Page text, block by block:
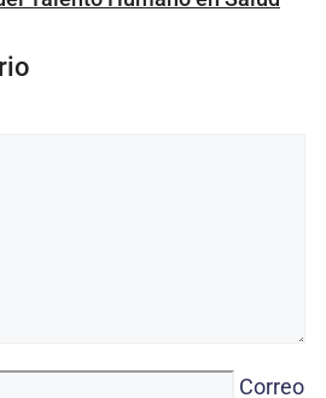
Correo